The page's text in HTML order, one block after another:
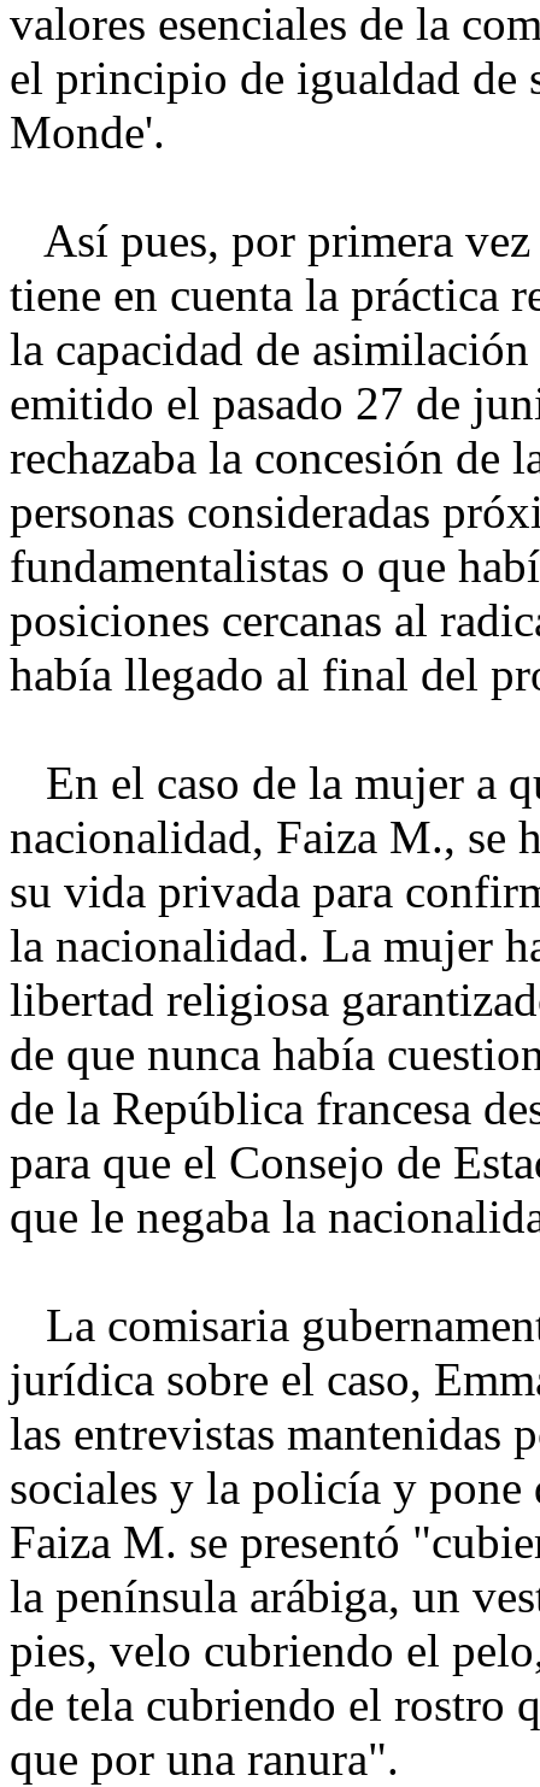
valores esenciales de la
el principio de igualdad de
Monde'.
Así pues, por primera
tiene en cuenta la práctica
la capacidad de
emitido el pasado 27 de
rechazaba la concesión de
personas consideradas
fundamentalistas o que
posiciones cercanas al
había llegado al final del
En el caso de la mujer a
nacionalidad, Faiza M., se
su vida privada para
la nacionalidad. La mujer
libertad religiosa
de que nunca había
de la República francesa
para que el Consejo de
que le negaba la
La comisaria
jurídica sobre el caso,
las entrevistas mantenidas
sociales y la policía y pone
Faiza M. se presentó
la península arábiga, un
pies, velo cubriendo el
de tela cubriendo el rostro
que por una ranura".